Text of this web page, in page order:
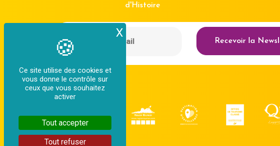
Ce site utilise des cookies et
vous donne le contrôle sur
ceux que vous souhaitez
activer
Tout accepter
Tout refuser
X Masquer le bandeau des
d'Histoire
Recevoir la